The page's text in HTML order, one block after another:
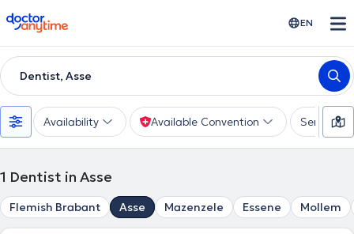
doctoranytime EN
Dentist, Asse
Availability Available Convention Services
1 Dentist in Asse
Flemish Brabant Asse Mazenzele Essene Mollem